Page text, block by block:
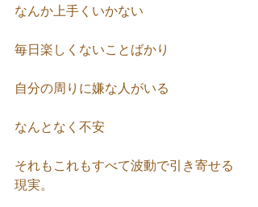
なんか上手くいかない
毎日楽しくないことばかり
自分の周りに嫌な人がいる
なんとなく不安
それもこれもすべて波動で引き寄せる
現実。